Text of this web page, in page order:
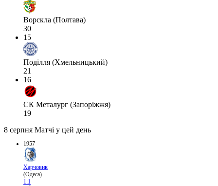
Ворскла (Полтава)
30
15
Поділля (Хмельницький)
21
16
СК Металург (Запоріжжя)
19
8 серпня Матчі у цей день
1957
Харчовик
(Одеса)
1:1